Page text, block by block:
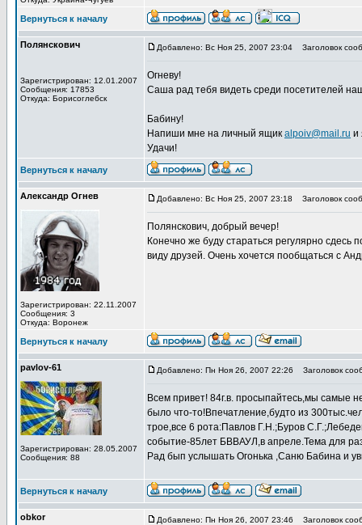
Вернуться к началу
Полянскович
Зарегистрирован: 12.01.2007
Сообщения: 17853
Откуда: Борисоглебск
Добавлено: Вс Ноя 25, 2007 23:04 Заголовок
Огневу!
Саша рад тебя видеть среди посетителей
Бабину!
Напиши мне на личный ящик alpoiv@mail.ru и
Удачи!
Вернуться к началу
Александр Огнев
Зарегистрирован: 22.11.2007
Сообщения: 3
Откуда: Воронеж
Добавлено: Вс Ноя 25, 2007 23:18 Заголовок
Полянскович, добрый вечер!
Конечно же буду стараться регулярно
виду друзей. Очень хочется пообщаться с
Вернуться к началу
pavlov-61
Зарегистрирован: 28.05.2007
Сообщения: 88
Добавлено: Пн Ноя 26, 2007 22:26 Заголовок
Всем привет! 84г.в. просыпайтесь,мы самые
было что-то!Впечатление,будто из
трое,все 6 рота:Павлов Г.Н.;Буров
событие-85лет БВВАУЛ,в апреле.Тема для
Рад бып услышать Огонька ,Саню Бабина и
Вернуться к началу
obkor Добавлено: Пн Ноя 26, 2007 23:46 Заголовок